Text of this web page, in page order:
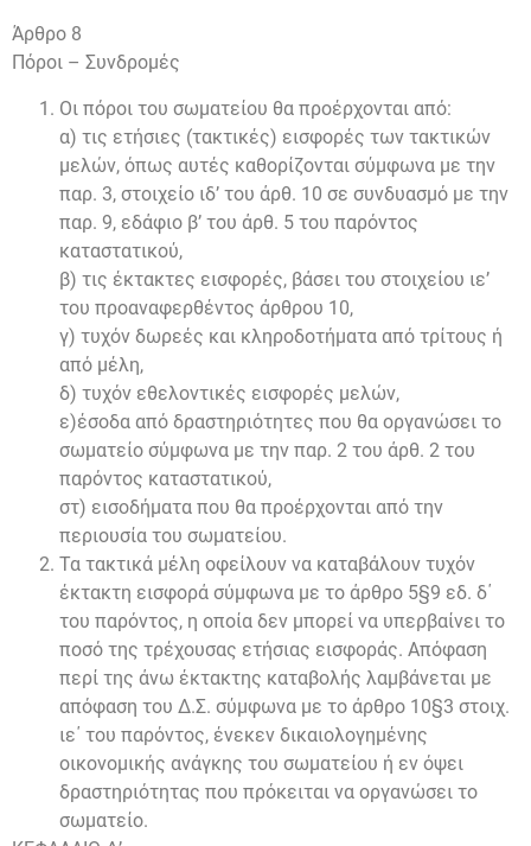
Άρθρο 8
Πόροι – Συνδρομές
Οι πόροι του σωματείου θα προέρχονται από:
α) τις ετήσιες (τακτικές) εισφορές των τακτικών
μελών, όπως αυτές καθορίζονται σύμφωνα με την
παρ. 3, στοιχείο ιδ’ του άρθ. 10 σε συνδυασμό με την
παρ. 9, εδάφιο β’ του άρθ. 5 του παρόντος
καταστατικού,
β) τις έκτακτες εισφορές, βάσει του στοιχείου ιε’
του προαναφερθέντος άρθρου 10,
γ) τυχόν δωρεές και κληροδοτήματα από τρίτους ή
από μέλη,
δ) τυχόν εθελοντικές εισφορές μελών,
ε)έσοδα από δραστηριότητες που θα οργανώσει το
σωματείο σύμφωνα με την παρ. 2 του άρθ. 2 του
παρόντος καταστατικού,
στ) εισοδήματα που θα προέρχονται από την
περιουσία του σωματείου.
Τα τακτικά μέλη οφείλουν να καταβάλουν τυχόν
έκτακτη εισφορά σύμφωνα με το άρθρο 5§9 εδ. δ΄
του παρόντος, η οποία δεν μπορεί να υπερβαίνει το
ποσό της τρέχουσας ετήσιας εισφοράς. Απόφαση
περί της άνω έκτακτης καταβολής λαμβάνεται με
απόφαση του Δ.Σ. σύμφωνα με το άρθρο 10§3 στοιχ.
ιε΄ του παρόντος, ένεκεν δικαιολογημένης
οικονομικής ανάγκης του σωματείου ή εν όψει
δραστηριότητας που πρόκειται να οργανώσει το
σωματείο.